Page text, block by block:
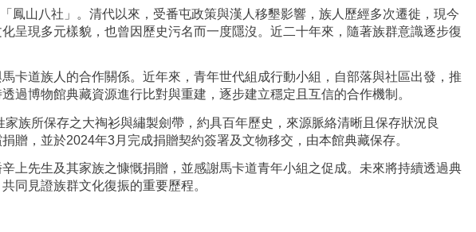
鳳山八社」。清代以來，受番屯政策與漢人移墾影響，族人歷經多次遷徙，現今
呈現多元樣貌，也曾因歷史污名而一度隱沒。近二十年來，隨著族群意識逐步復
卡道族人的合作關係。近年來，青年世代組成行動小組，自部落與社區出發，推
博物館典藏資源進行比對與重建，逐步建立穩定且互信的合作機制。
族所保存之大祹衫與繡製劍帶，約具百年歷史，來源脈絡清晰且保存狀況良
贈，並於2024年3月完成捐贈契約簽署及文物移交，由本館典藏保存。
上先生及其家族之慷慨捐贈，並感謝馬卡道青年小組之促成。未來將持續透過典
同見證族群文化復振的重要歷程。